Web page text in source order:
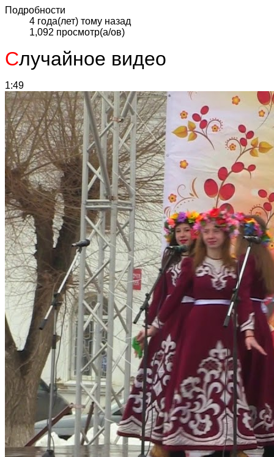
Подробности
4 года(лет) тому назад
1,092 просмотр(а/ов)
Случайное видео
1:49